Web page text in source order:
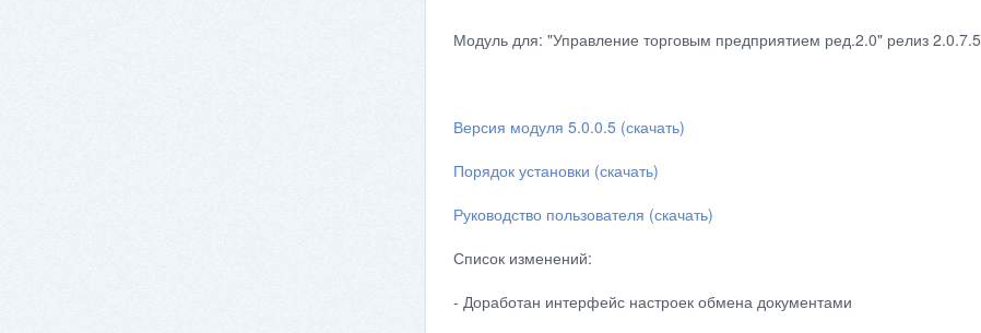
Модуль для: "Управление торговым предприятием ред.2.0" релиз 2.0.7.5
Версия модуля 5.0.0.5 (скачать)
Порядок установки (скачать)
Руководство пользователя (скачать)
Список изменений:
- Доработан интерфейс настроек обмена документами